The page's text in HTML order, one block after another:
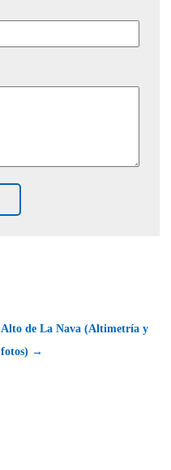
Alto de La Nava (Altimetría y
fotos) →